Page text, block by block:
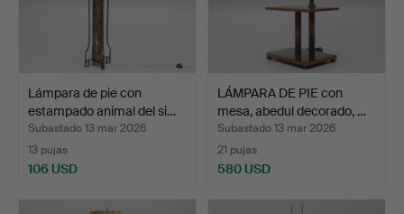
Lámpara de pie con
estampado animal del si…
Subastado 13 mar 2026
13 pujas
106 USD
LÁMPARA DE PIE con
mesa, abedul decorado, …
Subastado 13 mar 2026
21 pujas
580 USD